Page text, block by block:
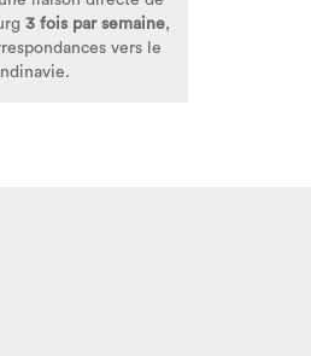
3 fois par semaine,
vers le